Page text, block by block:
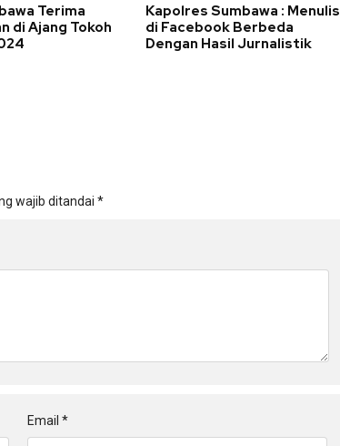
Terima
di Ajang Tokoh
Kapolres Sumbawa : Menulis
di Facebook Berbeda
Dengan Hasil Jurnalistik
wajib ditandai *
Email *